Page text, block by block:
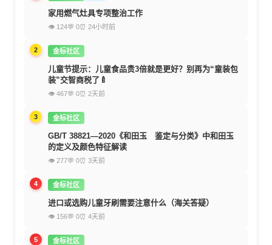
家用燃气灶具专项整治工作
👁 124💬 0⏰ 24小时前
2 金标社区
儿童节提示：儿童食品贵3倍就是更好？别再为“童装包
装”交智商税了🍼
👁 467💬 0⏰ 2天前
3 金标社区
GB/T 38821—2020《和田玉 鉴定与分类》中和田玉
的定义及颜色特征解读
👁 277💬 0⏰ 3天前
4 金标社区
进口或选购儿童牙刷需要注意什么（海关答疑）
👁 156💬 0⏰ 4天前
5 金标社区